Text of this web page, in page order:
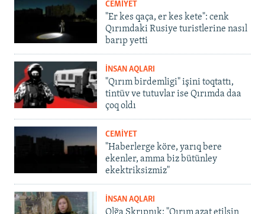
CEMİYET
"Er kes qaça, er kes kete": cenk
Qırımdaki Rusiye turistlerine nasıl
barıp yetti
İNSAN AQLARI
"Qırım birdemligi" işini toqtattı,
tintüv ve tutuvlar ise Qırımda daa
çoq oldı
CEMİYET
"Haberlerge köre, yarıq bere
ekenler, amma biz bütünley
ekektriksizmiz"
İNSAN AQLARI